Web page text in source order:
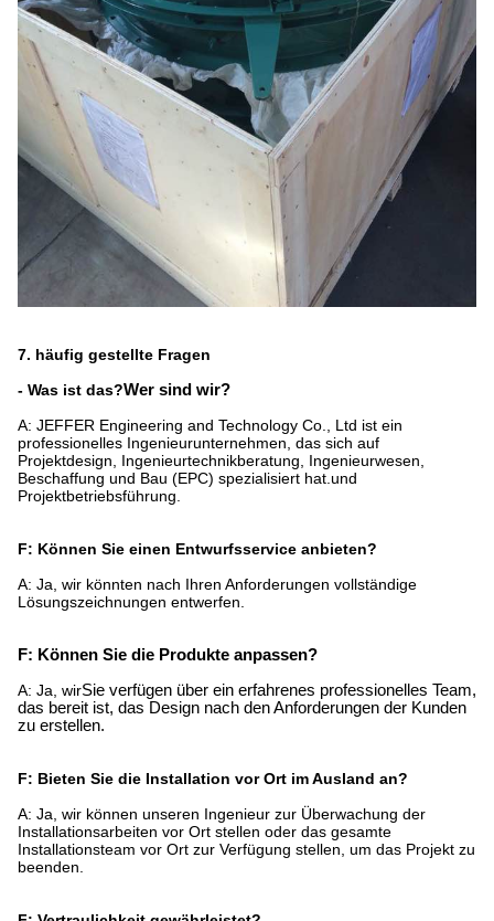
7. häufig gestellte Fragen
- Was ist das?Wer sind wir?
A: JEFFER Engineering and Technology Co., Ltd ist ein
professionelles Ingenieurunternehmen, das sich auf
Projektdesign, Ingenieurtechnikberatung, Ingenieurwesen,
Beschaffung und Bau (EPC) spezialisiert hat.und
Projektbetriebsführung.
F: Können Sie einen Entwurfsservice anbieten?
A: Ja, wir könnten nach Ihren Anforderungen vollständige
Lösungszeichnungen entwerfen.
F: Können Sie die Produkte anpassen?
A: Ja, wirSie verfügen über ein erfahrenes professionelles Team,
das bereit ist, das Design nach den Anforderungen der Kunden
zu erstellen.
F: Bieten Sie die Installation vor Ort im Ausland an?
A: Ja, wir können unseren Ingenieur zur Überwachung der
Installationsarbeiten vor Ort stellen oder das gesamte
Installationsteam vor Ort zur Verfügung stellen, um das Projekt zu
beenden.